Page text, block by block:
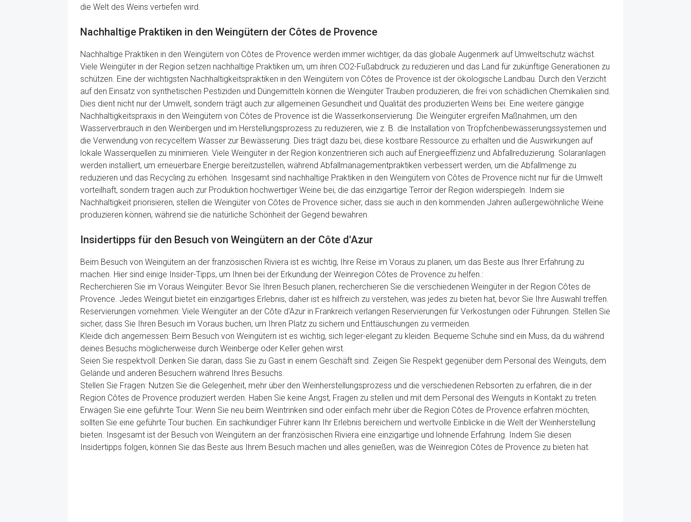
die Welt des Weins vertiefen wird.
Nachhaltige Praktiken in den Weingütern der Côtes de Provence
Nachhaltige Praktiken in den Weingütern von Côtes de Provence werden immer wichtiger, da das globale Augenmerk auf Umweltschutz wächst.
Viele Weingüter in der Region setzen nachhaltige Praktiken um, um ihren CO2-Fußabdruck zu reduzieren und das Land für zukünftige Generationen zu
schützen. Eine der wichtigsten Nachhaltigkeitspraktiken in den Weingütern von Côtes de Provence ist der ökologische Landbau. Durch den Verzicht
auf den Einsatz von synthetischen Pestiziden und Düngemitteln können die Weingüter Trauben produzieren, die frei von schädlichen Chemikalien sind.
Dies dient nicht nur der Umwelt, sondern trägt auch zur allgemeinen Gesundheit und Qualität des produzierten Weins bei. Eine weitere gängige
Nachhaltigkeitspraxis in den Weingütern von Côtes de Provence ist die Wasserkonservierung. Die Weingüter ergreifen Maßnahmen, um den
Wasserverbrauch in den Weinbergen und im Herstellungsprozess zu reduzieren, wie z. B. die Installation von Tröpfchenbewässerungssystemen und
die Verwendung von recyceltem Wasser zur Bewässerung. Dies trägt dazu bei, diese kostbare Ressource zu erhalten und die Auswirkungen auf
lokale Wasserquellen zu minimieren. Viele Weingüter in der Region konzentrieren sich auch auf Energieeffizienz und Abfallreduzierung. Solaranlagen
werden installiert, um erneuerbare Energie bereitzustellen, während Abfallmanagementpraktiken verbessert werden, um die Abfallmenge zu
reduzieren und das Recycling zu erhöhen. Insgesamt sind nachhaltige Praktiken in den Weingütern von Côtes de Provence nicht nur für die Umwelt
vorteilhaft, sondern tragen auch zur Produktion hochwertiger Weine bei, die das einzigartige Terroir der Region widerspiegeln. Indem sie
Nachhaltigkeit priorisieren, stellen die Weingüter von Côtes de Provence sicher, dass sie auch in den kommenden Jahren außergewöhnliche Weine
produzieren können, während sie die natürliche Schönheit der Gegend bewahren.
Insidertipps für den Besuch von Weingütern an der Côte d'Azur
Beim Besuch von Weingütern an der französischen Riviera ist es wichtig, Ihre Reise im Voraus zu planen, um das Beste aus Ihrer Erfahrung zu
machen. Hier sind einige Insider-Tipps, um Ihnen bei der Erkundung der Weinregion Côtes de Provence zu helfen.:
Recherchieren Sie im Voraus Weingüter: Bevor Sie Ihren Besuch planen, recherchieren Sie die verschiedenen Weingüter in der Region Côtes de
Provence. Jedes Weingut bietet ein einzigartiges Erlebnis, daher ist es hilfreich zu verstehen, was jedes zu bieten hat, bevor Sie Ihre Auswahl treffen.
Reservierungen vornehmen: Viele Weingüter an der Côte d'Azur in Frankreich verlangen Reservierungen für Verkostungen oder Führungen. Stellen Sie
sicher, dass Sie Ihren Besuch im Voraus buchen, um Ihren Platz zu sichern und Enttäuschungen zu vermeiden.
Kleide dich angemessen: Beim Besuch von Weingütern ist es wichtig, sich leger-elegant zu kleiden. Bequeme Schuhe sind ein Muss, da du während
deines Besuchs möglicherweise durch Weinberge oder Keller gehen wirst.
Seien Sie respektvoll: Denken Sie daran, dass Sie zu Gast in einem Geschäft sind. Zeigen Sie Respekt gegenüber dem Personal des Weinguts, dem
Gelände und anderen Besuchern während Ihres Besuchs.
Stellen Sie Fragen: Nutzen Sie die Gelegenheit, mehr über den Weinherstellungsprozess und die verschiedenen Rebsorten zu erfahren, die in der
Region Côtes de Provence produziert werden. Haben Sie keine Angst, Fragen zu stellen und mit dem Personal des Weinguts in Kontakt zu treten.
Erwägen Sie eine geführte Tour: Wenn Sie neu beim Weintrinken sind oder einfach mehr über die Region Côtes de Provence erfahren möchten,
sollten Sie eine geführte Tour buchen. Ein sachkundiger Führer kann Ihr Erlebnis bereichern und wertvolle Einblicke in die Welt der Weinherstellung
bieten. Insgesamt ist der Besuch von Weingütern an der französischen Riviera eine einzigartige und lohnende Erfahrung. Indem Sie diesen
Insidertipps folgen, können Sie das Beste aus Ihrem Besuch machen und alles genießen, was die Weinregion Côtes de Provence zu bieten hat.